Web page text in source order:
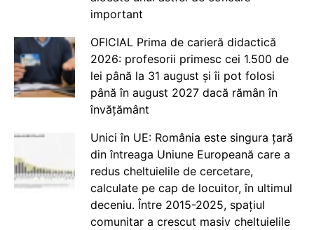
important
OFICIAL Prima de carieră didactică
2026: profesorii primesc cei 1.500 de
lei până la 31 august și îi pot folosi
până în august 2027 dacă rămân în
învățământ
Unici în UE: România este singura țară
din întreaga Uniune Europeană care a
redus cheltuielile de cercetare,
calculate pe cap de locuitor, în ultimul
deceniu. Între 2015-2025, spațiul
comunitar a crescut masiv cheltuielile